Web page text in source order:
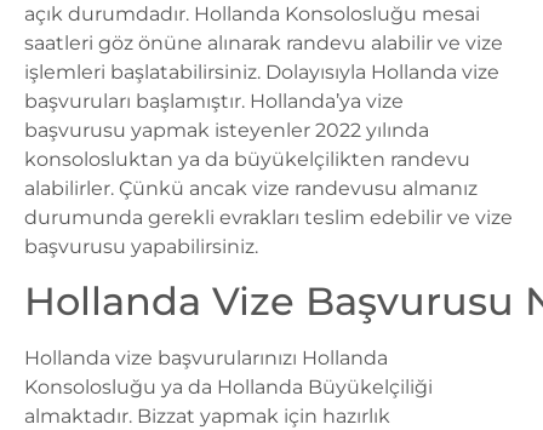
açık durumdadır. Hollanda Konsolosluğu mesai
saatleri göz önüne alınarak randevu alabilir ve vize
işlemleri başlatabilirsiniz. Dolayısıyla Hollanda vize
başvuruları başlamıştır. Hollanda’ya vize
başvurusu yapmak isteyenler 2022 yılında
konsolosluktan ya da büyükelçilikten randevu
alabilirler. Çünkü ancak vize randevusu almanız
durumunda gerekli evrakları teslim edebilir ve vize
başvurusu yapabilirsiniz.
Hollanda Vize Başvurusu
Hollanda vize başvurularınızı Hollanda
Konsolosluğu ya da Hollanda Büyükelçiliği
almaktadır. Bizzat yapmak için hazırlık